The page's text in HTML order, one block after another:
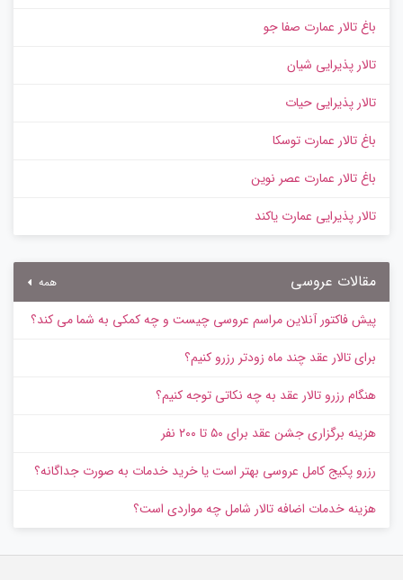
باغ تالار عمارت صفا جو
تالار پذیرایی شیان
تالار پذیرایی حیات
باغ تالار عمارت توسکا
باغ تالار عمارت عصر نوین
تالار پذیرایی عمارت یاکند
مقالات عروسی همه
پیش‌ فاکتور آنلاین مراسم عروسی چیست و چه کمکی به شما می کند؟
برای تالار عقد چند ماه زودتر رزرو کنیم؟
هنگام رزرو تالار عقد به چه نکاتی توجه کنیم؟
هزینه برگزاری جشن عقد برای ۵۰ تا ۲۰۰ نفر
رزرو پکیج کامل عروسی بهتر است یا خرید خدمات به‌ صورت جداگانه؟
هزینه خدمات اضافه تالار شامل چه مواردی است؟